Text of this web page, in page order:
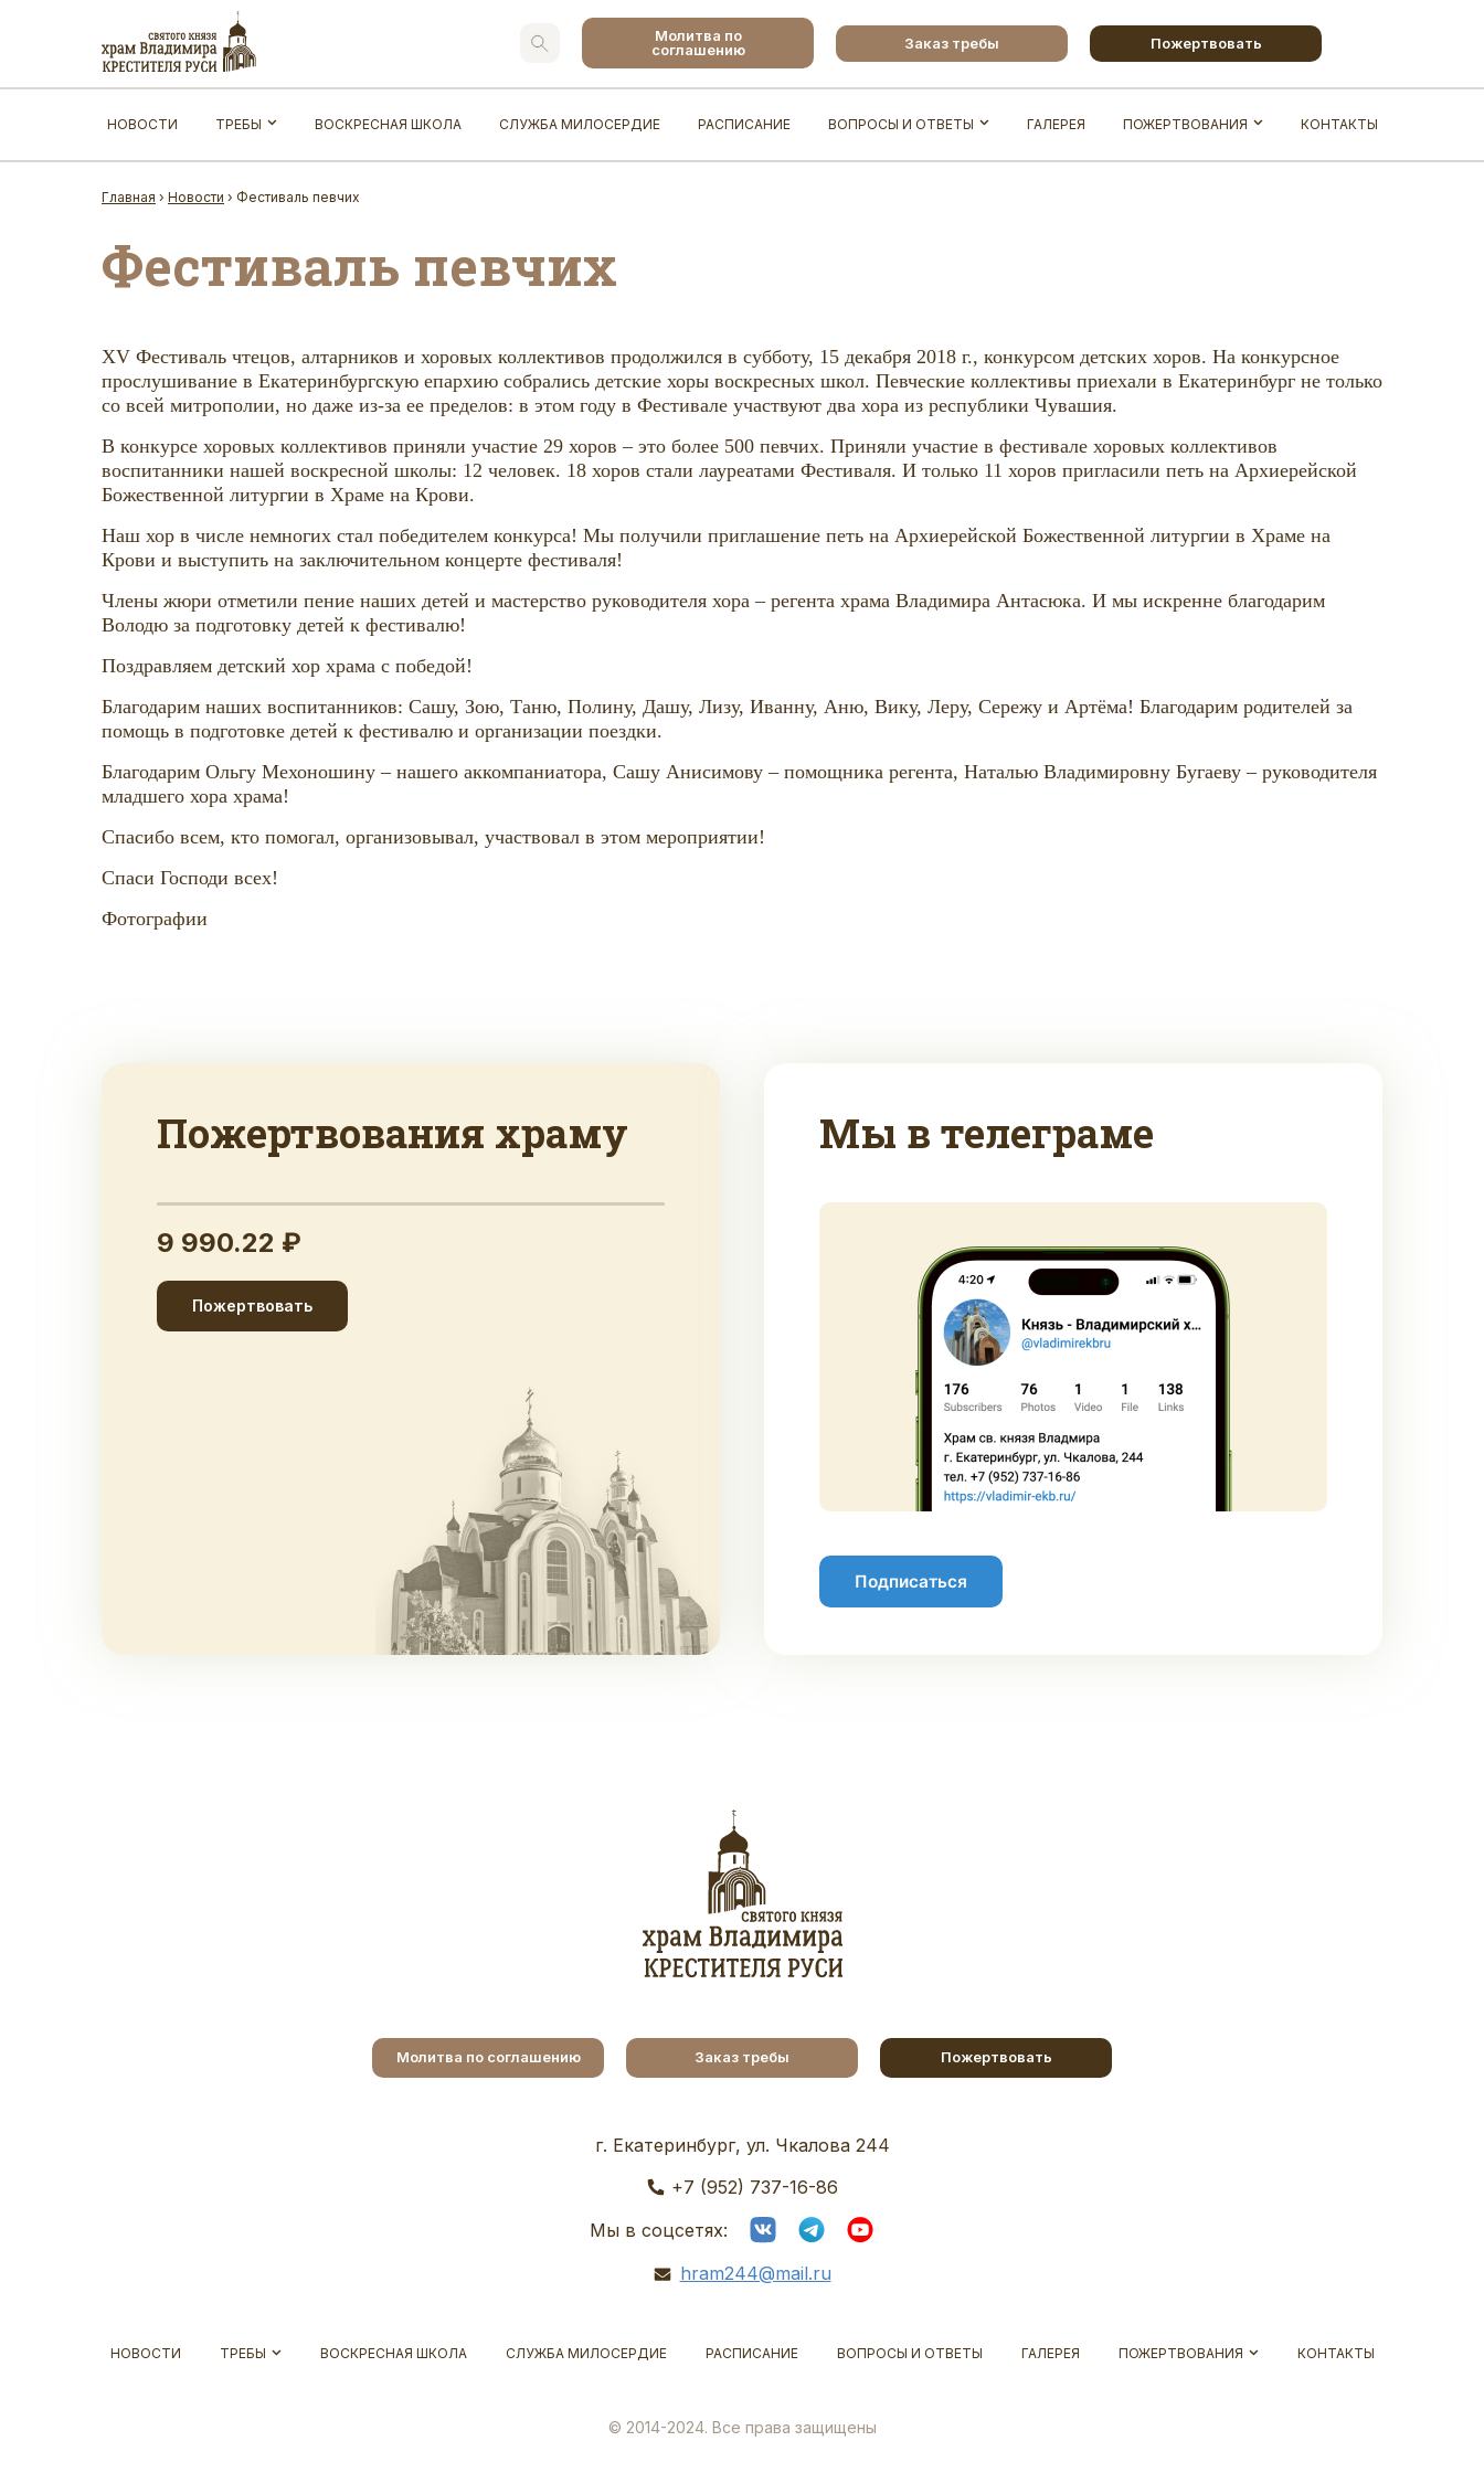
Молитва по
соглашению
Заказ требы Пожертвовать
НОВОСТИ ТРЕБЫ ВОСКРЕСНАЯ ШКОЛА СЛУЖБА МИЛОСЕРДИЕ РАСПИСАНИЕ ВОПРОСЫ И ОТВЕТЫ ГАЛЕРЕЯ ПОЖЕРТВОВАНИЯ КОНТАКТЫ
Главная › Новости › Фестиваль певчих
Фестиваль певчих
XV Фестиваль чтецов, алтарников и хоровых коллективов продолжился в субботу, 15 декабря 2018 г., конкурсом детских хоров. На конкурсное
прослушивание в Екатеринбургскую епархию собрались детские хоры воскресных школ. Певческие коллективы приехали в Екатеринбург не только
со всей митрополии, но даже из-за ее пределов: в этом году в Фестивале участвуют два хора из республики Чувашия.
В конкурсе хоровых коллективов приняли участие 29 хоров – это более 500 певчих. Приняли участие в фестивале хоровых коллективов
воспитанники нашей воскресной школы: 12 человек. 18 хоров стали лауреатами Фестиваля. И только 11 хоров пригласили петь на Архиерейской
Божественной литургии в Храме на Крови.
Наш хор в числе немногих стал победителем конкурса! Мы получили приглашение петь на Архиерейской Божественной литургии в Храме на
Крови и выступить на заключительном концерте фестиваля!
Члены жюри отметили пение наших детей и мастерство руководителя хора – регента храма Владимира Антасюка. И мы искренне благодарим
Володю за подготовку детей к фестивалю!
Поздравляем детский хор храма с победой!
Благодарим наших воспитанников: Сашу, Зою, Таню, Полину, Дашу, Лизу, Иванну, Аню, Вику, Леру, Сережу и Артёма! Благодарим родителей за
помощь в подготовке детей к фестивалю и организации поездки.
Благодарим Ольгу Мехоношину – нашего аккомпаниатора, Сашу Анисимову – помощника регента, Наталью Владимировну Бугаеву – руководителя
младшего хора храма!
Спасибо всем, кто помогал, организовывал, участвовал в этом мероприятии!
Спаси Господи всех!
Фотографии
Пожертвования храму
9 990.22 ₽
Пожертвовать
Мы в телеграме
Подписаться
Молитва по соглашению Заказ требы Пожертвовать
г. Екатеринбург, ул. Чкалова 244
+7 (952) 737-16-86
Мы в соцсетях:
hram244@mail.ru
НОВОСТИ ТРЕБЫ ВОСКРЕСНАЯ ШКОЛА СЛУЖБА МИЛОСЕРДИЕ РАСПИСАНИЕ ВОПРОСЫ И ОТВЕТЫ ГАЛЕРЕЯ ПОЖЕРТВОВАНИЯ КОНТАКТЫ
© 2014-2024. Все права защищены